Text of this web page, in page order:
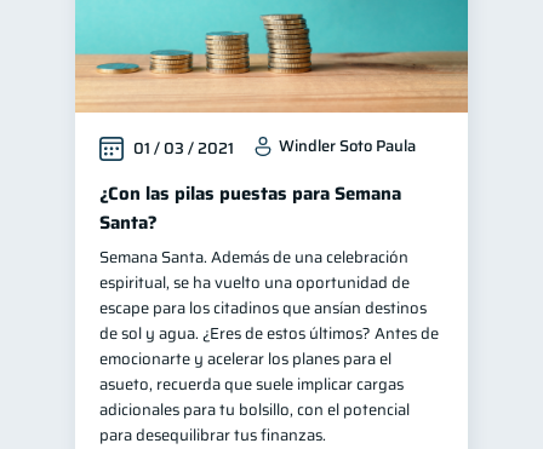
Finanzas para jóvenes 30
Control de deudas 30
Finanzas familiares 25
Inclusión financiera 22
Bienestar financiero 22
Finanzas para mujeres
Productos financieros 11
Organización Financiera 10
Deudas 10
Entidad financiera 8
Préstamos Ahorro
01 / 03 / 2021 Windler Soto Paula
¿Con las pilas puestas para Semana
Santa?
Semana Santa. Además de una celebración
espiritual, se ha vuelto una oportunidad de
escape para los citadinos que ansían destinos
de sol y agua. ¿Eres de estos últimos? Antes de
emocionarte y acelerar los planes para el
asueto, recuerda que suele implicar cargas
adicionales para tu bolsillo, con el potencial
para desequilibrar tus finanzas.